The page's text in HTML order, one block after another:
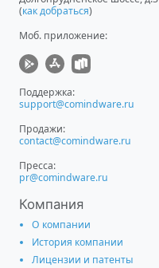
(как добраться)
Моб. приложение:
Поддержка:
support@comindware.ru
Продажи:
contact@comindware.ru
Пресса:
pr@comindware.ru
Компания
О компании
История компании
Лицензии и патенты